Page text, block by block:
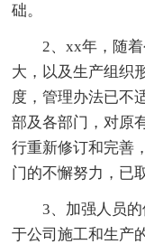
础。
2、xx年，随
大，以及生产组织
度，管理办法已不
部及各部门，对原
行重新修订和完善
门的不懈努力，已
3、加强人员
于公司施工和生产